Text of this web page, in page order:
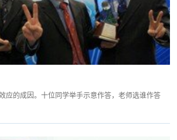
应的成因。十位同学举手示意作答，老师选谁作答